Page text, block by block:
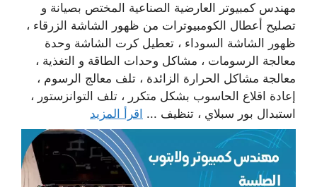
مهندس كمبيوتر العارضية الصناعية المختص بصيانة و
تصليح أعطال الكومبيوترات من ظهور الشاشة الزرقاء ،
ظهور الشاشة السوداء ، تعطيل كرت الشاشة وحدة
معالجة الرسومات ، مشاكل وحدات الطاقة و التغذية ،
معالجة مشاكل الحرارة الزائدة ، تلف معالج الرسوم ،
إعادة اقلاع الحاسوب بشكل متكرر ، تلف التوانزستور ،
استبدال بور سبلاي ، تنظيف ... اقرأ المزيد